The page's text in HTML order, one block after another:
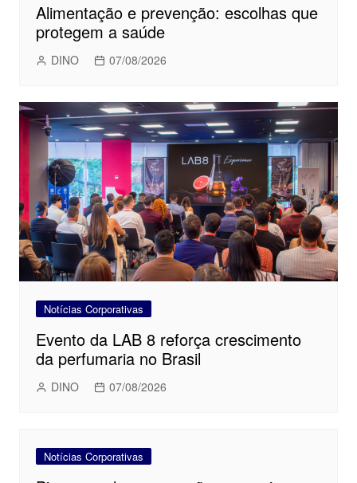
Alimentação e prevenção: escolhas que
protegem a saúde
DINO 07/08/2026
Notícias Corporativas
Evento da LAB 8 reforça crescimento
da perfumaria no Brasil
DINO 07/08/2026
Notícias Corporativas